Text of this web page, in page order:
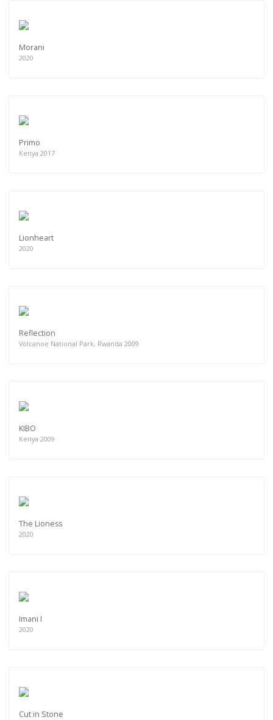
Morani
2020
Primo
Kenya 2017
Lionheart
2020
Reflection
Volcanoe National Park, Rwanda 2009
KIBO
Kenya 2009
The Lioness
2020
Imani I
2020
Cut in Stone